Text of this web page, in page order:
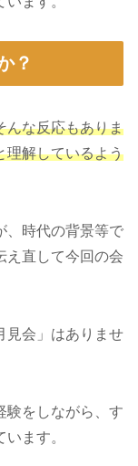
？
んな反応もありま
理解しているよう
、時代の背景等で
え直して今回の会
見会」はありませ
験をしながら、す
ます。